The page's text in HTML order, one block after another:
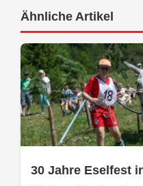
Ähnliche Artikel
30 Jahre Eselfest